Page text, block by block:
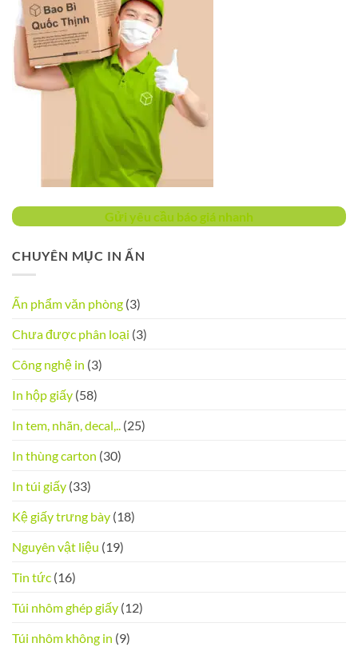
Gửi yêu cầu báo giá nhanh
CHUYÊN MỤC IN ẤN
Ấn phẩm văn phòng (3)
Chưa được phân loại (3)
Công nghệ in (3)
In hộp giấy (58)
In tem, nhãn, decal,.. (25)
In thùng carton (30)
In túi giấy (33)
Kệ giấy trưng bày (18)
Nguyên vật liệu (19)
Tin tức (16)
Túi nhôm ghép giấy (12)
Túi nhôm không in (9)